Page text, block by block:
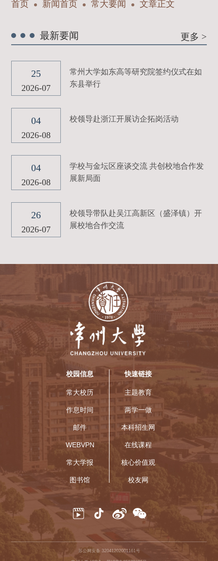
首页 新闻首页 常大要闻 文章正文
最新要闻 更多 >
25
2026-07
常州大学如东高等研究院签约仪式在如
东县举行
04
2026-08
校领导赴浙江开展访企拓岗活动
04
2026-08
学校与金坛区座谈交流 共创校地合作发
展新局面
26
2026-07
校领导带队赴吴江高新区（盛泽镇）开
展校地合作交流
校园信息
常大校历
作息时间
邮件
WEBVPN
常大学报
图书馆
快速链接
主题教育
两学一做
本科招生网
在线课程
核心价值观
校友网
苏公网安备 32041202001161号